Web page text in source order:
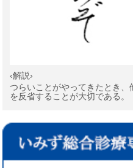
‹解説›
つらいことがやってきたとき
を反省することが大切である。